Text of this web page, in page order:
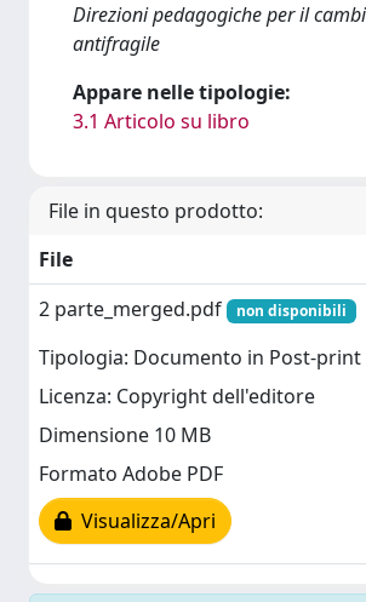
Direzioni pedagogiche per il
antifragile
Appare nelle tipologie:
3.1 Articolo su libro
File in questo prodotto:
File
2 parte_merged.pdf
non disponibili
Tipologia: Documento in Post-print
Licenza: Copyright dell'editore
Dimensione 10 MB
Formato Adobe PDF
Visualizza/Apri